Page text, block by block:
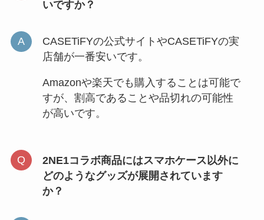
いですか？
CASETiFYの公式サイトやCASETiFYの実
店舗が一番安いです。
Amazonや楽天でも購入することは可能で
すが、割高であることや品切れの可能性
が高いです。
2NE1コラボ商品にはスマホケース以外に
どのようなグッズが展開されています
か？